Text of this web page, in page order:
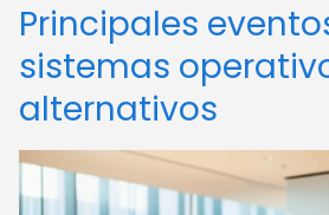
Principales
sistemas
alternativos